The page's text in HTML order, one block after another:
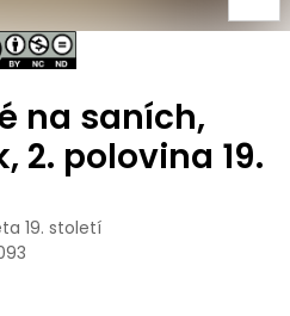
na saních,
2. polovina 19.
19. století